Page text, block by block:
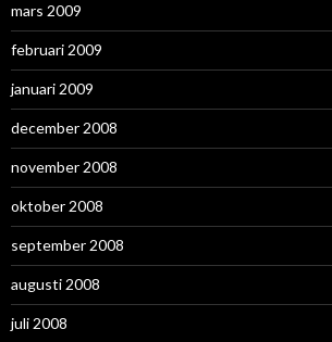
mars 2009
februari 2009
januari 2009
december 2008
november 2008
oktober 2008
september 2008
augusti 2008
juli 2008